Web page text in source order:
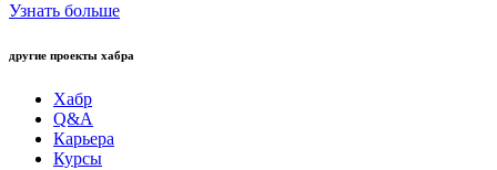
Узнать больше
другие проекты хабра
Хабр
Q&A
Карьера
Курсы